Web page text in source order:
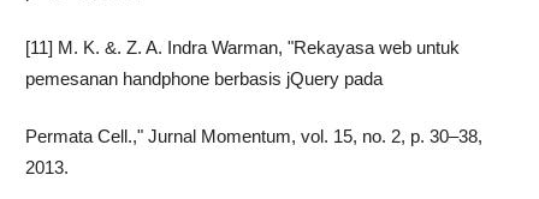
[11] M. K. &. Z. A. Indra Warman, "Rekayasa web untuk
pemesanan handphone berbasis jQuery pada
Permata Cell.," Jurnal Momentum, vol. 15, no. 2, p. 30–38,
2013.